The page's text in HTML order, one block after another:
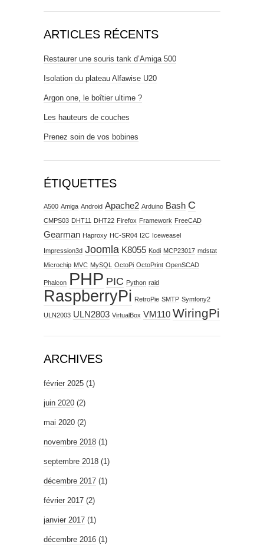
ARTICLES RÉCENTS
Restaurer une souris tank d’Amiga 500
Isolation du plateau Alfawise U20
Argon one, le boîtier ultime ?
Les hauteurs de couches
Prenez soin de vos bobines
ÉTIQUETTES
A500 Amiga Android Apache2 Arduino Bash C
CMPS03 DHT11 DHT22 Firefox Framework FreeCAD
Gearman Haproxy HC-SR04 I2C Iceweasel
Impression3d Joomla K8055 Kodi MCP23017 mdstat
Microchip MVC MySQL OctoPi OctoPrint OpenSCAD
Phalcon PHP PIC Python raid
RaspberryPi RetroPie SMTP Symfony2
ULN2003 ULN2803 VirtualBox VM110 WiringPi
ARCHIVES
février 2025 (1)
juin 2020 (2)
mai 2020 (2)
novembre 2018 (1)
septembre 2018 (1)
décembre 2017 (1)
février 2017 (2)
janvier 2017 (1)
décembre 2016 (1)